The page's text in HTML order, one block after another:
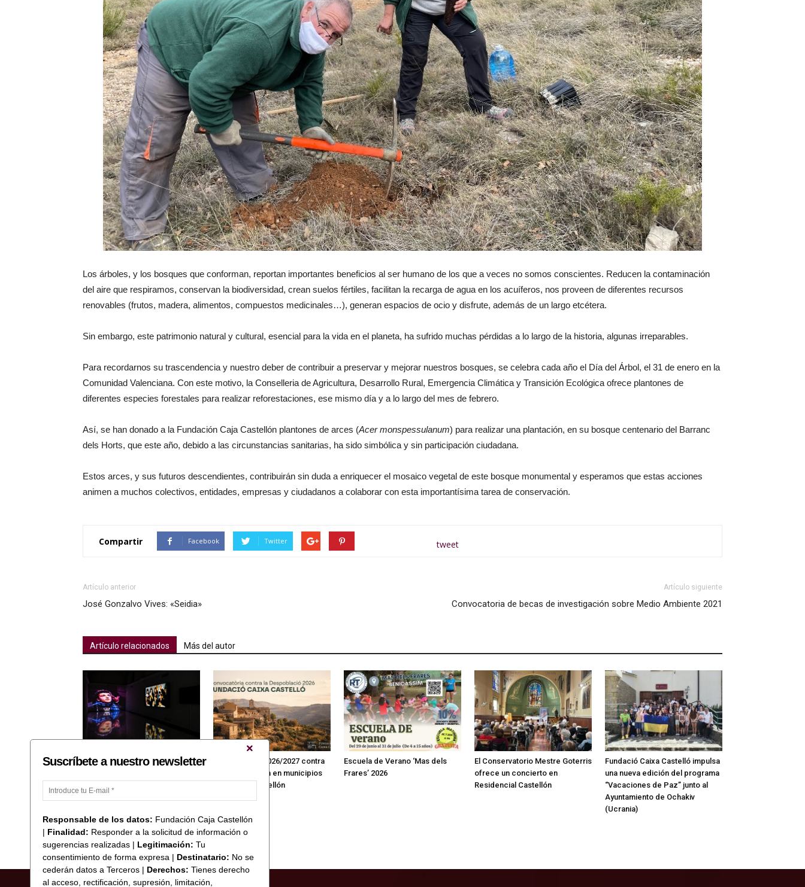
Los árboles, y los bosques que conforman, reportan importantes beneficios al ser humano de los que a veces no somos conscientes. Reducen la contaminación
del aire que respiramos, conservan la biodiversidad, crean suelos fértiles, facilitan la recarga de agua en los acuíferos, nos proveen de diferentes recursos
renovables (frutos, madera, alimentos, compuestos medicinales…), generan espacios de ocio y disfrute, además de un largo etcétera.
Sin embargo, este patrimonio natural y cultural, esencial para la vida en el planeta, ha sufrido muchas pérdidas a lo largo de la historia, algunas irreparables.
Para recordarnos su trascendencia y nuestro deber de contribuir a preservar y mejorar nuestros bosques, se celebra cada año el Día del Árbol, el 31 de enero en la
Comunidad Valenciana. Con este motivo, la Conselleria de Agricultura, Desarrollo Rural, Emergencia Climática y Transición Ecológica ofrece plantones de
diferentes especies forestales para realizar reforestaciones, ese mismo día y a lo largo del mes de febrero.
Así, se han donado a la Fundación Caja Castellón plantones de arces (Acer monspessulanum) para realizar una plantación, en su bosque centenario del Barranc
dels Horts, que este año, debido a las circunstancias sanitarias, ha sido simbólica y sin participación ciudadana.
Estos arces, y sus futuros descendientes, contribuirán sin duda a enriquecer el mosaico vegetal de este bosque monumental y esperamos que estas acciones
animen a muchos colectivos, entidades, empresas y ciudadanos a colaborar con esta importantísima tarea de conservación.
Compartir Facebook Twitter tweet
Artículo anterior
José Gonzalvo Vives: «Seidia»
Artículo siguiente
Convocatoria de becas de investigación sobre Medio Ambiente 2021
Artículo relacionados Más del autor
Fermín Sales: Creuar el llindar:
Convocatoria 2026/2027 contra
la despoblación en municipios
rurales de Castellón
Escuela de Verano ‘Mas dels
Frares’ 2026
El Conservatorio Mestre Goterris
ofrece un concierto en
Residencial Castellón
Fundació Caixa Castelló impulsa
una nueva edición del programa
“Vacaciones de Paz” junto al
Ayuntamiento de Ochakiv
(Ucrania)
Suscríbete a nuestro newsletter
Responsable de los datos: Fundación Caja Castellón
| Finalidad: Responder a la solicitud de información o
sugerencias realizadas | Legitimación: Tu
consentimiento de forma expresa | Destinatario: No se
cederán datos a Terceros | Derechos: Tienes derecho
al acceso, rectificación, supresión, limitación,